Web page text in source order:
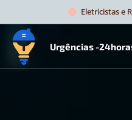
Eletricistas e
Urgências -